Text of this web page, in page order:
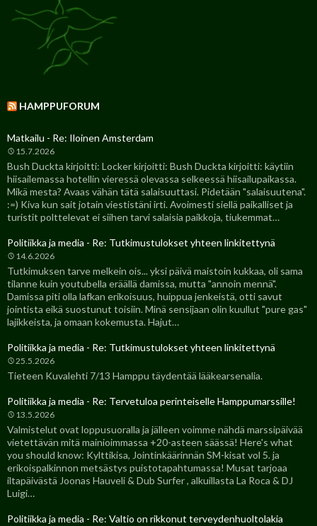
HAMPPUFORUM
Matkailu - Re: Iloinen Amsterdam
15.7.2026
Bush Duckta kirjoitti: Locker kirjoitti: Bush Duckta kirjoitti: käytiin
hiisailemassa hotellin vieressä olevassa selkeessä hiisailupaikassa.
Mikä mesta? Avaas vähän tätä salaisuuttasi. Pidetään "salaisuutena".
:=) Kiva kun sait jotain viestistäni irti. Avoimesti siellä paikalliset ja
turistit polttelevat ei siihen tarvi salaisia paikkoja, tiukemmat…
Politiikka ja media - Re: Tutkimustulokset yhteen linkitettynä
14.6.2026
Tutkimuksen tarve melkein ois... yksi päivä maistoin kukkaa, oli sama
tilanne kuin youtubella eräällä damissa, mutta "annoin mennä".
Damissa piti olla lafkan erikoisuus, huippua jenkeistä, otti savut
jointista eikä suostunut toisiin. Minä sensijaan olin kuullut "pure gas"
lajikkeista, ja omaan kokemusta. Hajut…
Politiikka ja media - Re: Tutkimustulokset yhteen linkitettynä
25.5.2026
Tieteen Kuvalehti 7/13 Hamppu täydentää lääkearsenalia.
Politiikka ja media - Re: Tervetuloa perinteiselle Hamppumarssille!
13.5.2026
Valmistelut ovat loppusuoralla ja jälleen voimme nähdä marssipäivää
vietettävän mitä mainioimmassa +20-asteen säässä! Here's what
you should know: Kylttikisa, Jointinkäärinnän SM-kisat vol 5. ja
erikoispalkinnon metsästys puistotapahtumassa! Musat tarjoaa
iltapäivästä Joonas Hauveli & Dub Surfer , alkuillasta La Roca & DJ
Luigi…
Politiikka ja media - Re: Valtio on rikkonut terveydenhuoltolakia